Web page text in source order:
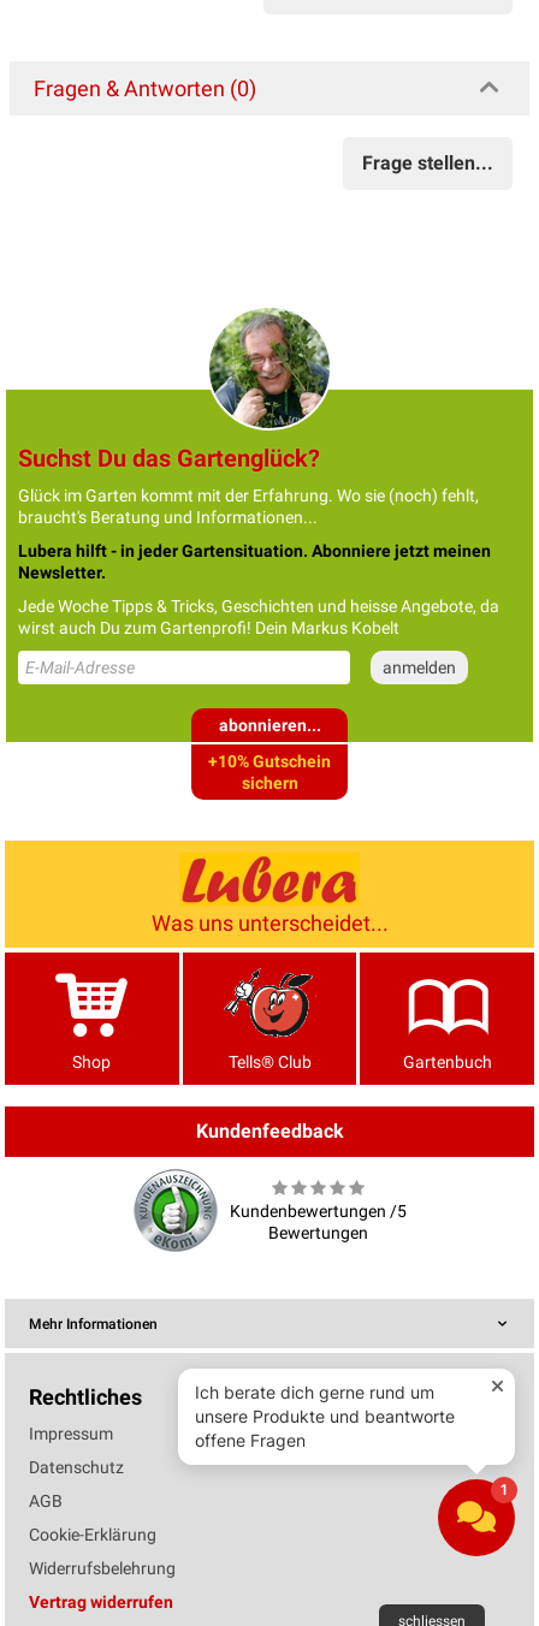
Fragen & Antworten (0)
Frage stellen...
Suchst Du das Gartenglück?
Glück im Garten kommt mit der Erfahrung. Wo sie (noch) fehlt,
braucht's Beratung und Informationen...
Lubera hilft - in jeder Gartensituation. Abonniere jetzt meinen
Newsletter.
Jede Woche Tipps & Tricks, Geschichten und heisse Angebote, da
wirst auch Du zum Gartenprofi! Dein Markus Kobelt
abonnieren...
+10% Gutschein
sichern
Was uns unterscheidet...
Shop Tells® Club Gartenbuch
Kundenfeedback
Kundenbewertungen /5
Bewertungen
Mehr Informationen
Rechtliches
Impressum
Datenschutz
AGB
Cookie-Erklärung
Widerrufsbelehrung
Vertrag widerrufen
schliessen